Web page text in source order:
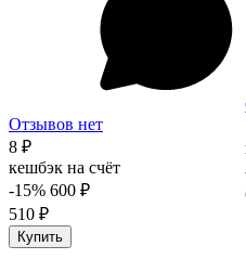
Отзывов нет
8 ₽
кешбэк на счёт
-15% 600 ₽
510 ₽
Купить